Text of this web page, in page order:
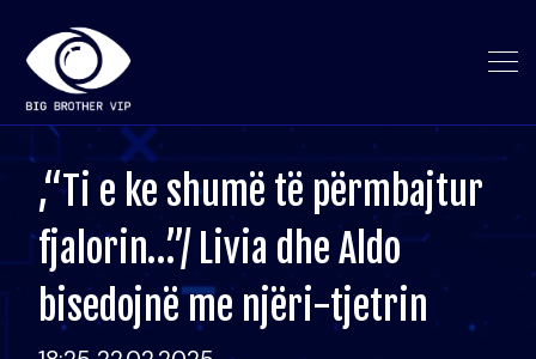
,“Ti e ke shumë të përmbajtur
fjalorin…”/ Livia dhe Aldo
bisedojnë me njëri-tjetrin